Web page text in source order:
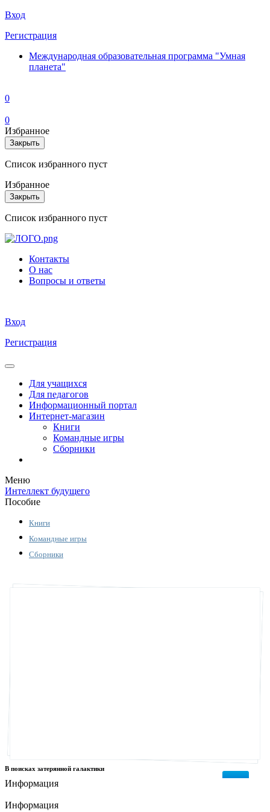
Вход
Регистрация
Международная образовательная программа "Умная
планета"
0
0
Избранное
Закрыть
Список избранного пуст
Избранное
Закрыть
Список избранного пуст
Контакты
О нас
Вопросы и ответы
Вход
Регистрация
Для учащихся
Для педагогов
Информационный портал
Интернет-магазин
Книги
Командные игры
Сборники
Меню
Интеллект будущего
Пособие
Книги
Командные игры
Сборники
В поисках затерянной галактики
Информация
Информация